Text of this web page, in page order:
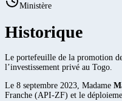
Ministère
Historique
Le portefeuille de la promotion
l’investissement privé au Togo.
Le 8 septembre 2023, Madame
Franche (API-ZF) et le